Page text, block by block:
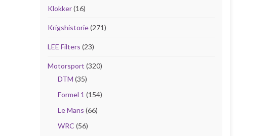
Klokker(16)
Krigshistorie(271)
LEE Filters (23)
Motorsport (320)
DTM (35)
Formel 1 (154)
Le Mans (66)
WRC (56)